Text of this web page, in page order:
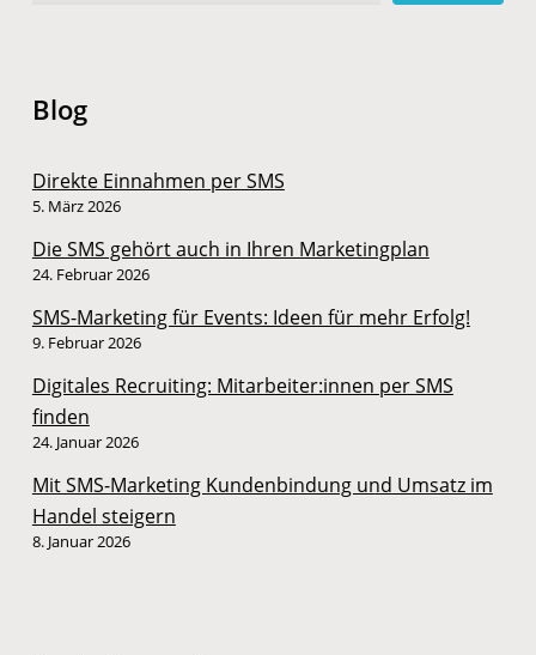
Blog
Direkte Einnahmen per SMS
5. März 2026
Die SMS gehört auch in Ihren Marketingplan
24. Februar 2026
SMS-Marketing für Events: Ideen für mehr Erfolg!
9. Februar 2026
Digitales Recruiting: Mitarbeiter:innen per SMS
finden
24. Januar 2026
Mit SMS-Marketing Kundenbindung und Umsatz im
Handel steigern
8. Januar 2026